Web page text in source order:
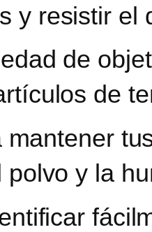
y resistir el
de
de
mantener
y la